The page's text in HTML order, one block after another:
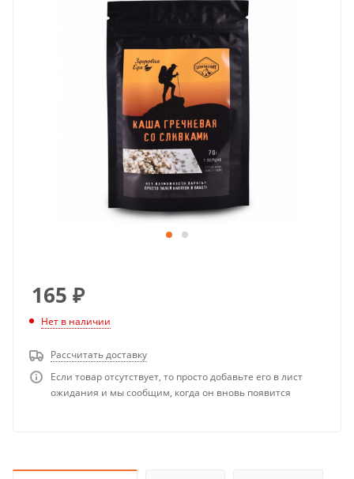
165 ₽
Нет в наличии
Рассчитать доставку
Если товар отсутствует, то просто добавьте его в лист
ожидания и мы сообщим, когда он вновь появится